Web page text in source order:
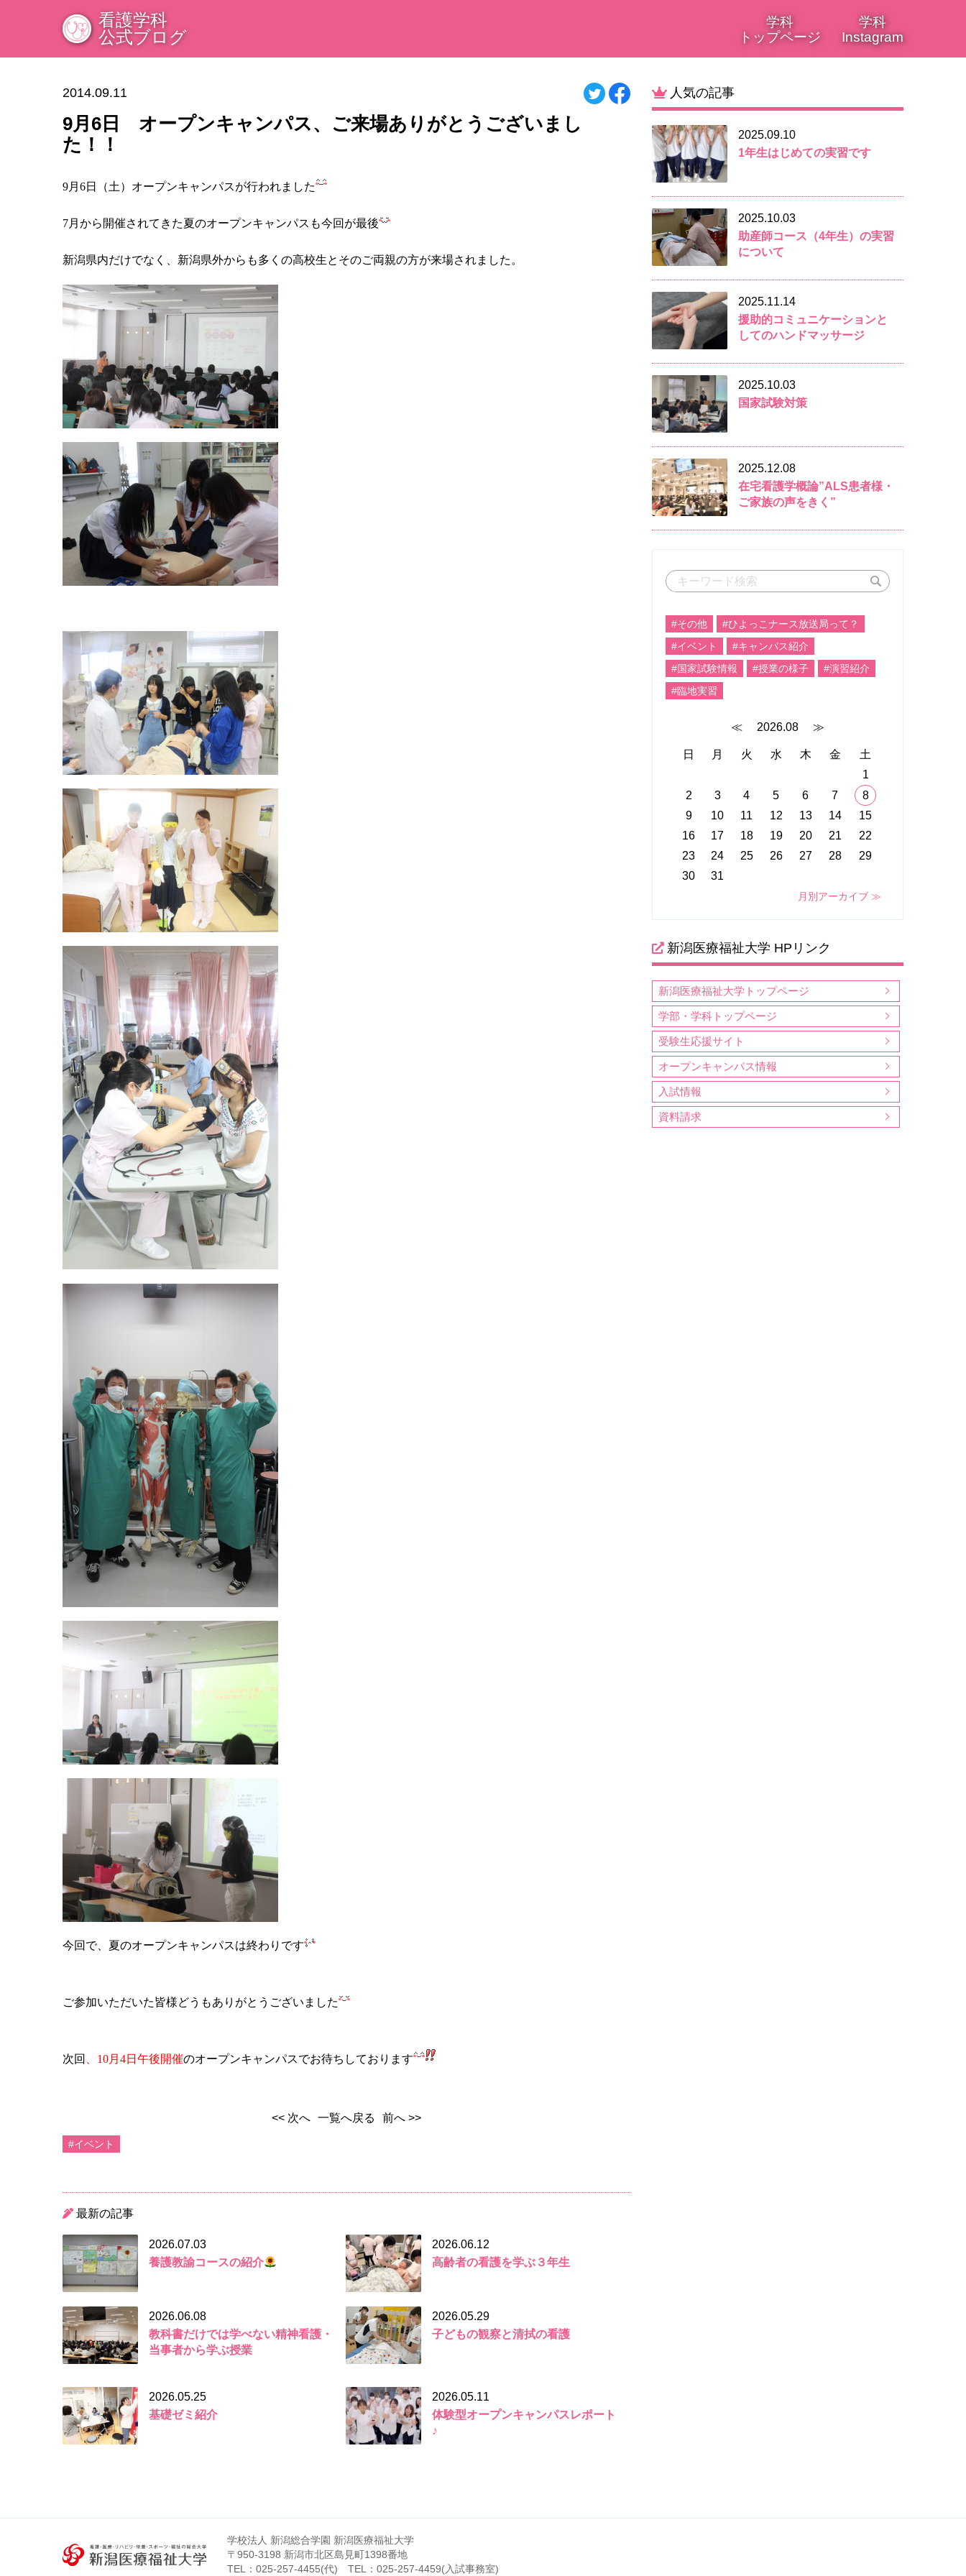
学科
トップページ
学科
Instagram
看護学科
公式ブログ
2014.09.11
9月6日 オープンキャンパス、ご来場ありがとうございまし
た！！
9月6日（土）オープンキャンパスが行われました
7月から開催されてきた夏のオープンキャンパスも今回が最後
新潟県内だけでなく、新潟県外からも多くの高校生とそのご両親の方が来場されました。
今回で、夏のオープンキャンパスは終わりです
ご参加いただいた皆様どうもありがとうございました
次回 、10月4日午後開催のオープンキャンパスでお待ちしております
<< 次へ 一覧へ戻る 前へ >>
#イベント
最新の記事
2026.07.03
養護教諭コースの紹介
2026.06.12
高齢者の看護を学ぶ３年生
2026.06.08
教科書だけでは学べない精神看護・
当事者から学ぶ授業
2026.05.29
子どもの観察と清拭の看護
2026.05.25
基礎ゼミ紹介
2026.05.11
体験型オープンキャンパスレポート
♪
人気の記事
2025.09.10
1年生はじめての実習です
2025.10.03
助産師コース（4年生）の実習
について
2025.11.14
援助的コミュニケーションと
してのハンドマッサージ
2025.10.03
国家試験対策
2025.12.08
在宅看護学概論”ALS患者様・
ご家族の声をきく”
#その他
#ひよっこナース放送局って？
#イベント
#キャンパス紹介
#国家試験情報
#授業の様子
#演習紹介
#臨地実習
≪ 2026.08 ≫
日 月 火 水 木 金
土
1
2
3 4 5 6 7
8
9
10 11 12 13 14
15
16
17 18 19 20 21
22
23
24 25 26 27 28
29
30
31
月別アーカイブ ≫
新潟医療福祉大学 HPリンク
新潟医療福祉大学トップページ
学部・学科トップページ
受験生応援サイト
オープンキャンパス情報
入試情報
資料請求
学校法人 新潟総合学園 新潟医療福祉大学
〒950-3198 新潟市北区島見町1398番地
TEL： 025-257-4455(代) TEL： 025-257-4459(入試事務室)